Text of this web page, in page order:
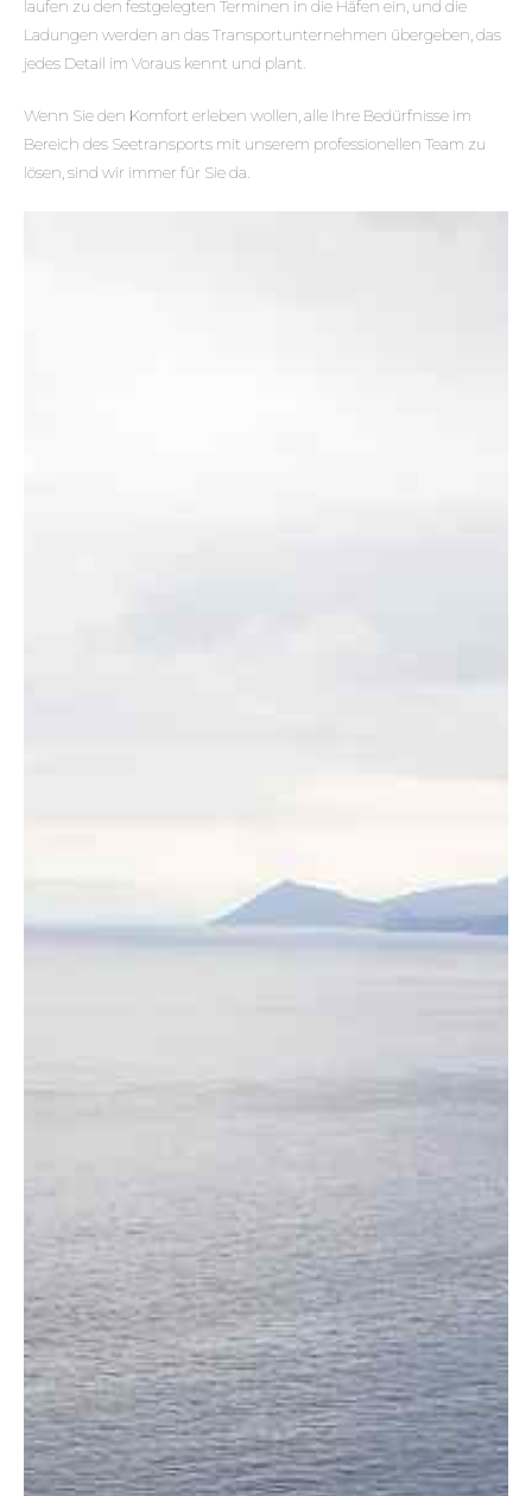
laufen zu den festgelegten Terminen in die Häfen ein, und die
Ladungen werden an das Transportunternehmen übergeben, das
jedes Detail im Voraus kennt und plant.
Wenn Sie den Komfort erleben wollen, alle Ihre Bedürfnisse im
Bereich des Seetransports mit unserem professionellen Team zu
lösen, sind wir immer für Sie da.